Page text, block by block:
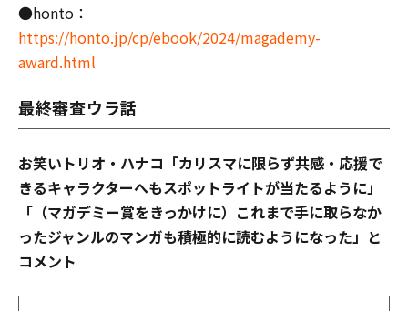
●honto：
https://honto.jp/cp/ebook/2024/magademy-
award.html
最終審査ウラ話
お笑いトリオ・ハナコ「カリスマに限らず共感・応援で
きるキャラクターへもスポットライトが当たるように」
「（マガデミー賞をきっかけに）これまで手に取らなか
ったジャンルのマンガも積極的に読むようになった」と
コメント